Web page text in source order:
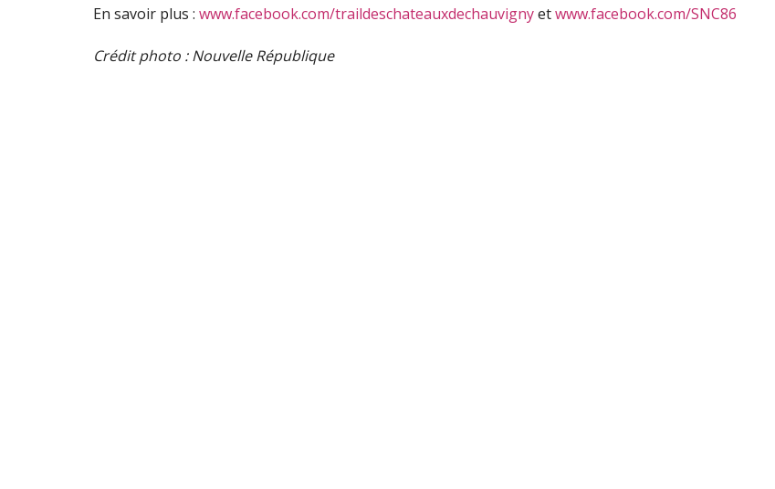
En savoir plus : www.facebook.com/traildeschateauxdechauvignyetwww.facebook.com/SNC86
Crédit photo : Nouvelle République